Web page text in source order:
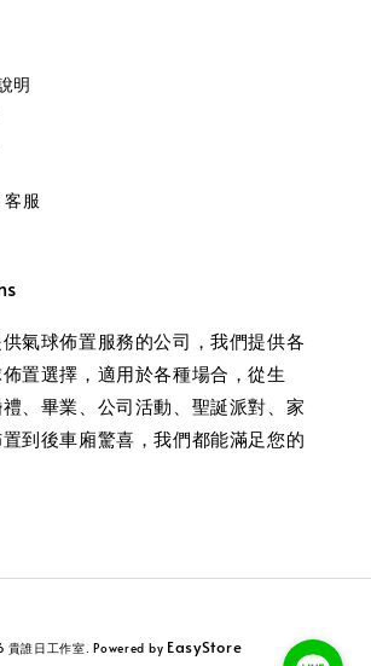
明
客服
氣球佈置服務的公司，我們提供各
置選擇，適用於各種場合，從生
、畢業、公司活動、聖誕派對、家
到後車廂驚喜，我們都能滿足您的
貴誰日工作室. Powered by EasyStore